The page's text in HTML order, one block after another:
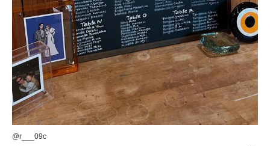
@r___09c